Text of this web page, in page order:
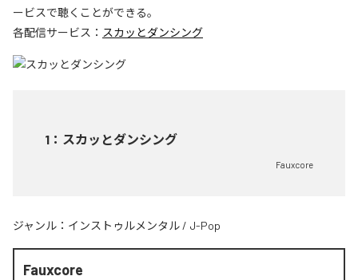
ービスで聴くことができる。
各配信サービス： スカッとダンシング
1 ： スカッとダンシング
Fauxcore
ジャンル： インストゥルメンタル / J-Pop
Fauxcore